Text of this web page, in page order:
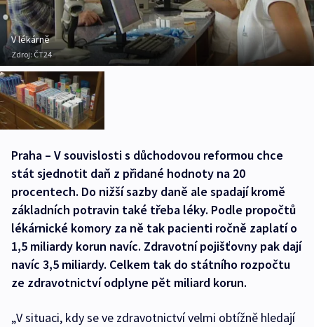
V lékárně
Zdroj: ČT24
Praha – V souvislosti s důchodovou reformou chce
stát sjednotit daň z přidané hodnoty na 20
procentech. Do nižší sazby daně ale spadají kromě
základních potravin také třeba léky. Podle propočtů
lékárnické komory za ně tak pacienti ročně zaplatí o
1,5 miliardy korun navíc. Zdravotní pojišťovny pak dají
navíc 3,5 miliardy. Celkem tak do státního rozpočtu
ze zdravotnictví odplyne pět miliard korun.
„V situaci, kdy se ve zdravotnictví velmi obtížně hledají